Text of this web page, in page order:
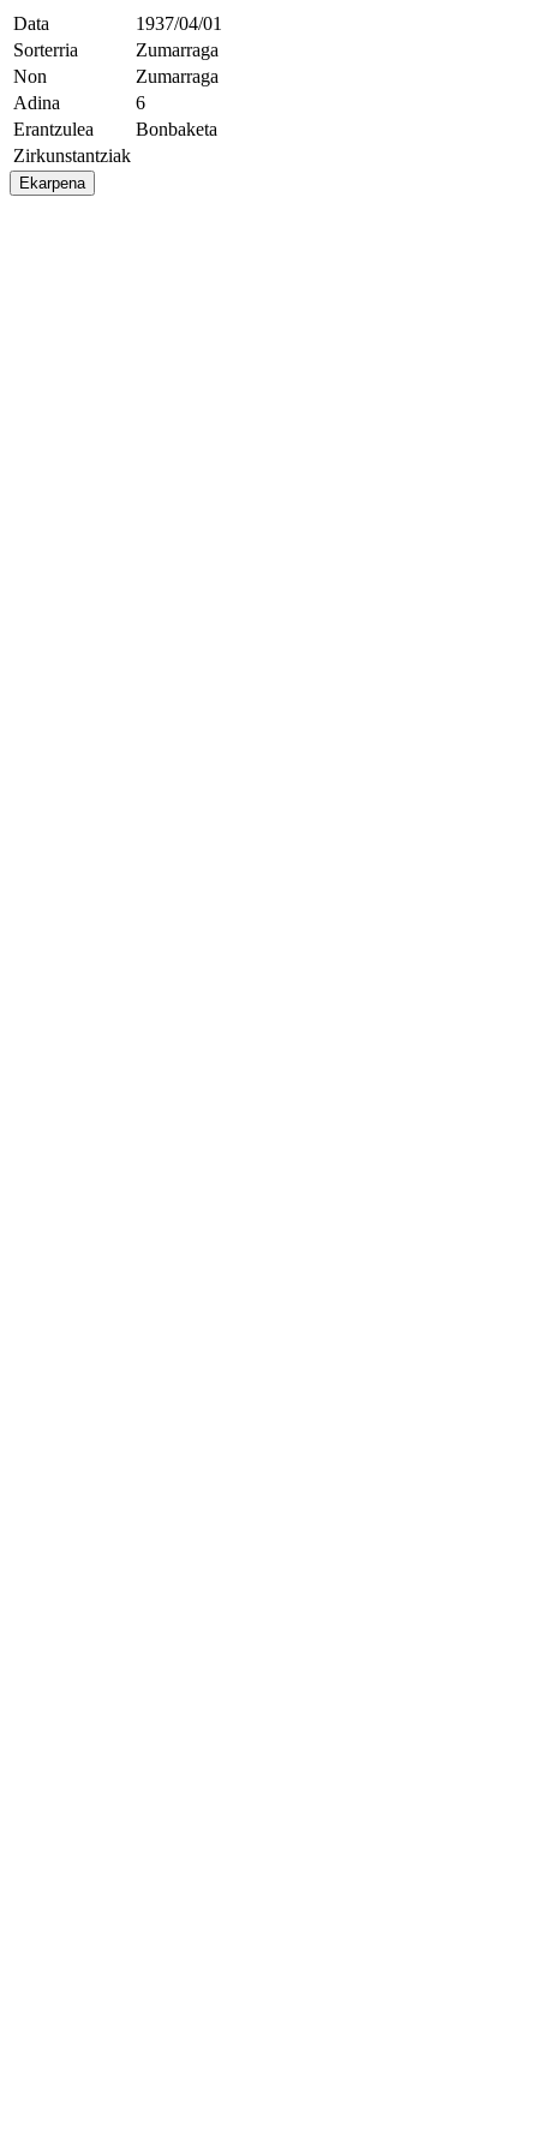
Data
1937/04/01
Sorterria
Zumarraga
Non
Zumarraga
Adina
6
Erantzulea
Bonbaketa
Zirkunstantziak